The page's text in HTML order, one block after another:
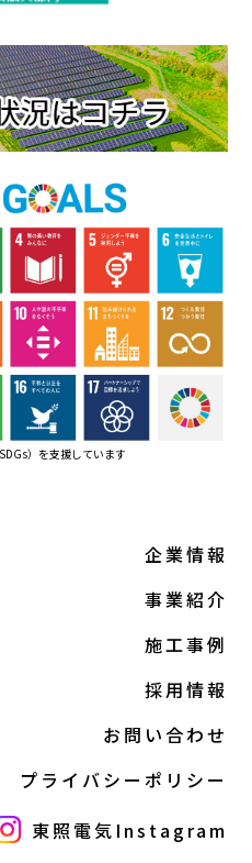
） を支援しています
企業情報
事業紹介
施工事例
採用情報
お問い合わせ
プライバシーポリシー
東照電気Instagram